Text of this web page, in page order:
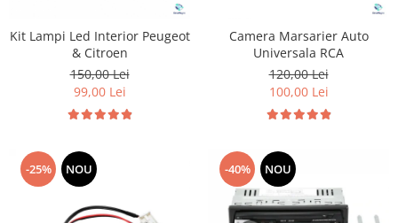
Kit Lampi Led Interior Peugeot
& Citroen
150,00 Lei
99,00 Lei
Camera Marsarier Auto
Universala RCA
120,00 Lei
100,00 Lei
-25% NOU -40% NOU